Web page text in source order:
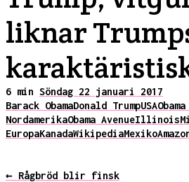
liknar
6 min Söndag 22 januari 2017
Barack ObamaDonald TrumpUSA
NordamerikaObama AvenueIllinois
EuropaKanadaWikipediaMexiko
← Rågbröd blir finsk